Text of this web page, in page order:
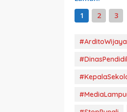
1
2 3
#ArditoWijaya